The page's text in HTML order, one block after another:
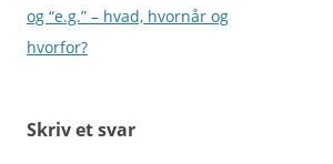
og “e.g.” – hvad, hvornår og
hvorfor?
Skriv et svar